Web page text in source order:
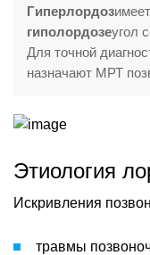
Гиперлордозимеет
гиполордозеугол
Для точной
назначают МРТ
Этиология
Искривления
травмы